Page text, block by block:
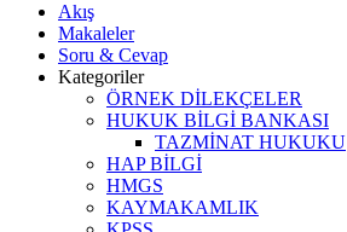
Akış
Makaleler
Soru & Cevap
Kategoriler
ÖRNEK DİLEKÇELER
HUKUK BİLGİ BANKASI
TAZMİNAT HUKUKU
HAP BİLGİ
HMGS
KAYMAKAMLIK